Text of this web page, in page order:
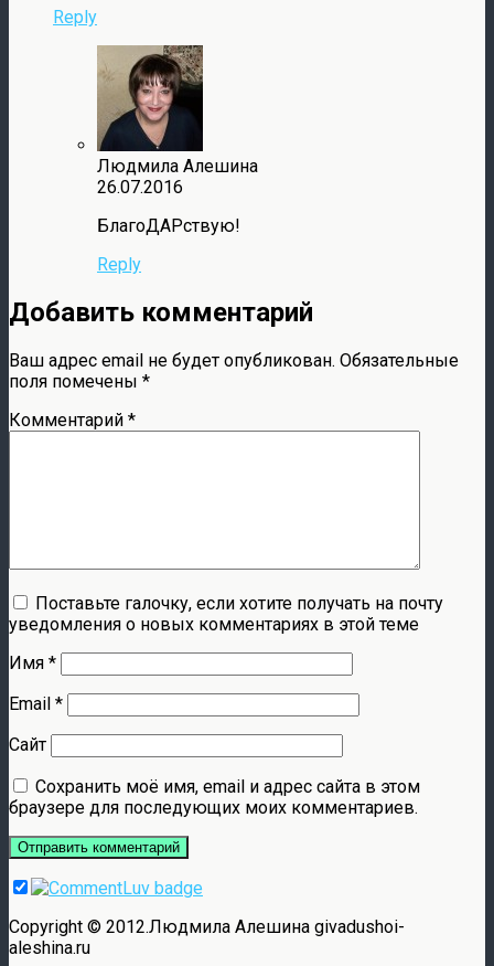
Reply
Людмила Алешина
26.07.2016
БлагоДАРствую!
Reply
Добавить комментарий
Ваш адрес email не будет опубликован. Обязательные
поля помечены *
Комментарий *
Поставьте галочку, если хотите получать на почту
уведомления о новых комментариях в этой теме
Имя *
Email *
Сайт
Сохранить моё имя, email и адрес сайта в этом
браузере для последующих моих комментариев.
Copyright © 2012.Людмила Алешина givadushoi-
aleshina.ru